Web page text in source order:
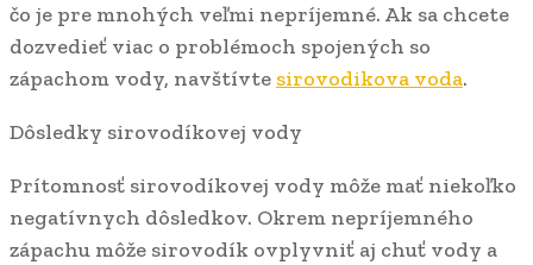
čo je pre mnohých veľmi nepríjemné. Ak sa chcete
dozvedieť viac o problémoch spojených so
zápachom vody, navštívte sirovodikova voda.
Dôsledky sirovodíkovej vody
Prítomnosť sirovodíkovej vody môže mať niekoľko
negatívnych dôsledkov. Okrem nepríjemného
zápachu môže sirovodík ovplyvniť aj chuť vody a